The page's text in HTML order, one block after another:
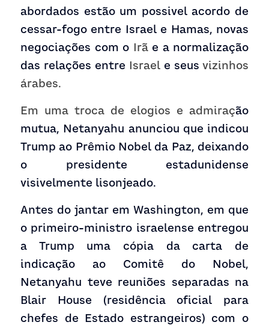
abordados estão um possivel acordo de
cessar-fogo entre Israel e Hamas, novas
negociações com o Irã e a normalização
das relações entre Israel e seus vizinhos
árabes.
Em uma troca de elogios e admiração
mutua, Netanyahu anunciou que indicou
Trump ao Prêmio Nobel da Paz, deixando
o presidente estadunidense
visivelmente lisonjeado.
Antes do jantar em Washington, em que
o primeiro-ministro israelense entregou
a Trump uma cópia da carta de
indicação ao Comitê do Nobel,
Netanyahu teve reuniões separadas na
Blair House (residência oficial para
chefes de Estado estrangeiros) com o